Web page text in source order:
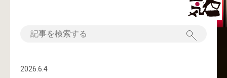
2026.6.4